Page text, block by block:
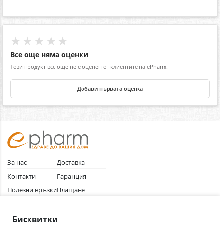
★★★★★
Все още няма оценки
Този продукт все още не е оценен от клиентите на ePharm.
Добави първата оценка
За нас
Контакти
Полезни връзки
Общи условия
Доставка
Гаранция
Плащане
Бисквитки